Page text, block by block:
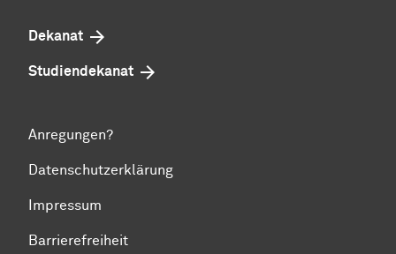
Dekanat
Studiendekanat
Anregungen?
Datenschutzerklärung
Impressum
Barrierefreiheit